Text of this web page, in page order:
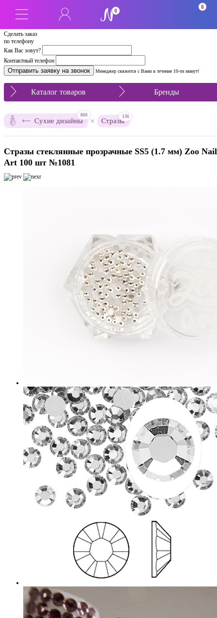
Сделать заказ
по телефону
Как Вас зовут?
Контактный телефон
Менеджер свяжется с Вами в течение 10-ти минут!
0
0
Каталог товаров Бренды
Сухие дизайны
860
× Стразы
136
Стразы стеклянные прозрачные SS5 (1.7 мм) Zoo Nail
Art 100 шт №1081